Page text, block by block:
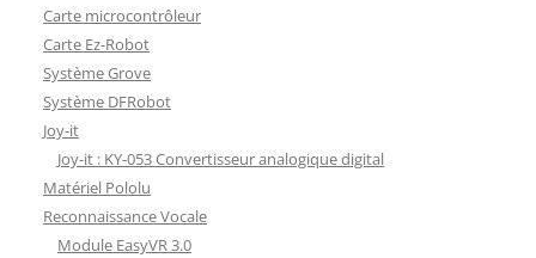
Carte microcontrôleur
Carte Ez-Robot
Système Grove
Système DFRobot
Joy-it
Joy-it : KY-053 Convertisseur analogique digital
Matériel Pololu
Reconnaissance Vocale
Module EasyVR 3.0